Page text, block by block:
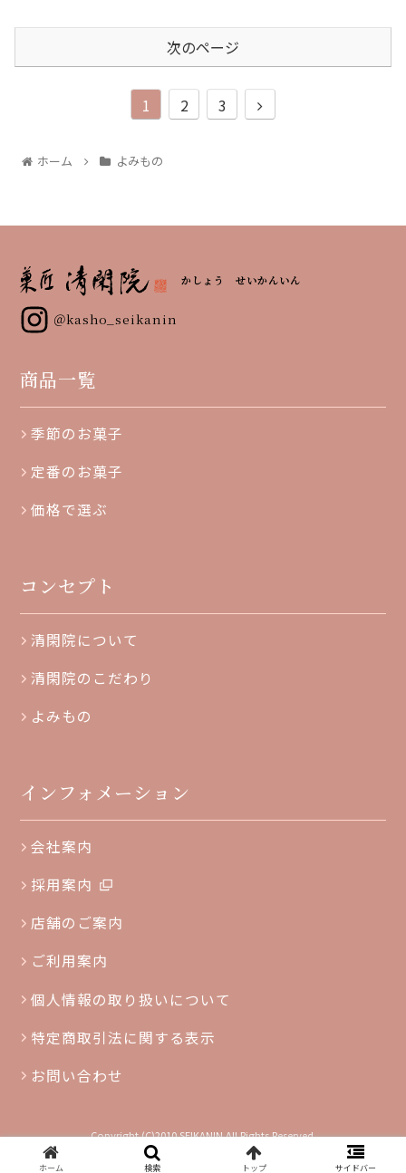
次のページ
1 2 3
ホーム よみもの
かしょう せいかんいん
＠kasho_seikanin
商品一覧
季節のお菓子
定番のお菓子
価格で選ぶ
コンセプト
清閑院について
清閑院のこだわり
よみもの
インフォメーション
会社案内
採用案内
店舗のご案内
ご利用案内
個人情報の取り扱いについて
特定商取引法に関する表示
お問い合わせ
Copyright (C)2010 SEIKANIN All Rights Reserved.
ホーム 検索 トップ サイドバー